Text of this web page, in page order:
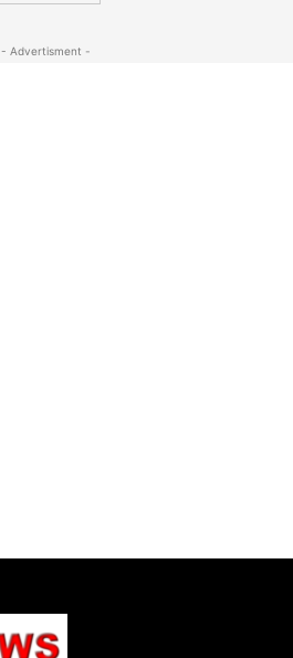
- Advertisment -